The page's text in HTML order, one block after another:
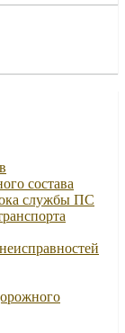
состава
службы ПС